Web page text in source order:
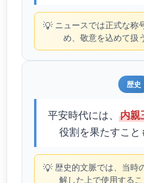
💡 ニュースでは正式な称
め、敬意を込めて扱
歴史
平安時代には、 内親
役割を果たすこと
💡 歴史的文脈では、当時
解した上で使用するこ